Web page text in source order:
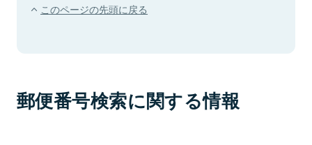
このページの先頭に戻る
郵便番号検索に関する情報